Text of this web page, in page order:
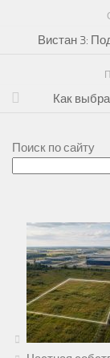
Вистан 3:
Как
Поиск по сайту